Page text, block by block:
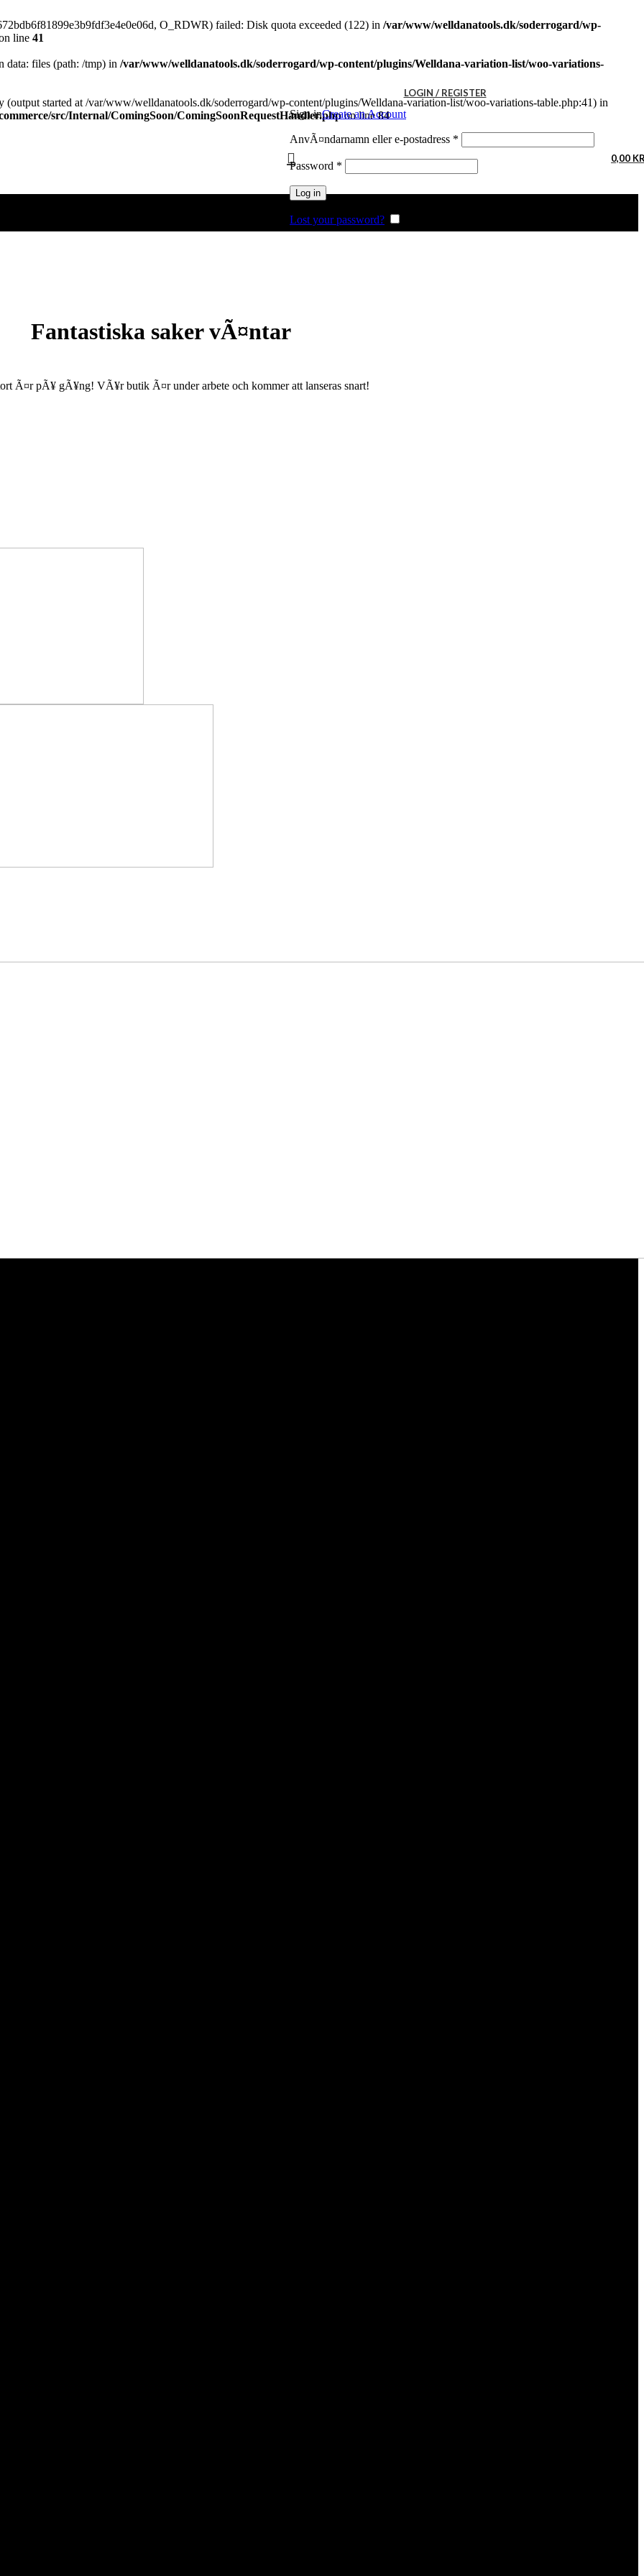
O_RDWR) failed: Disk quota exceeded (122) in /var/www/welldanatools.dk/soderrogard/wp-
line 41
data: files (path: /tmp) in /var/www/welldanatools.dk/soderrogard/wp-content/plugins/Welldana-variation-list/woo-variations-
(output started at /var/www/welldanatools.dk/soderrogard/wp-content/plugins/Welldana-variation-list/woo-variations-table.php:41) in
src/Internal/ComingSoon/ComingSoonRequestHandler.phpon line84
LOGIN / REGISTER
Sign inCreate an Account
AnvÃ¤ndarnamn eller e-postadress *
Password *
Log in
Lost your password?
0,00
Fantastiska saker vÃ¤ntar
Ã¤r pÃ¥ gÃ¥ng! VÃ¥r butik Ã¤r under arbete och kommer att lanseras snart!